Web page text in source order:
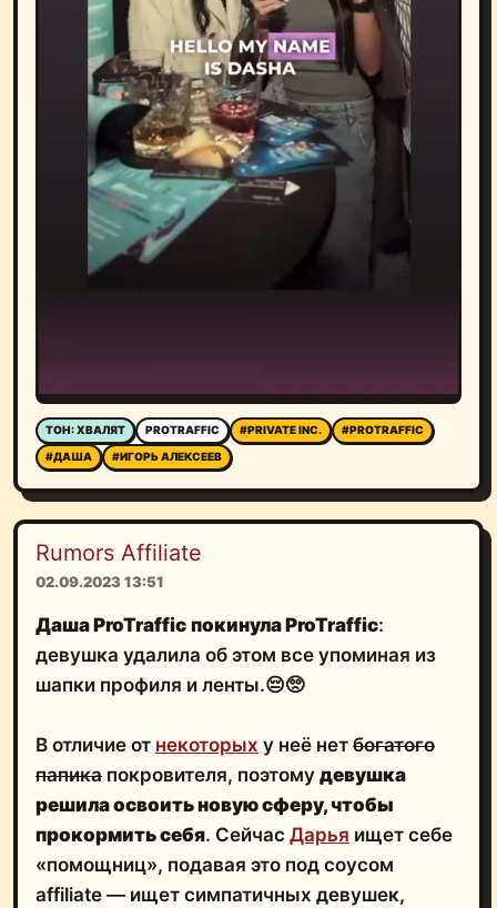
ТОН: ХВАЛЯТ PROTRAFFIC #PRIVATE INC.
#PROTRAFFIC
#ДАША
#ИГОРЬ АЛЕКСЕЕВ
Rumors Affiliate
02.09.2023 13:51
Даша ProTraffic покинула ProTraffic:
девушка удалила об этом все упоминая из
шапки профиля и ленты.😔🥺
В отличие от некоторых у неё нет богатого
папика покровителя, поэтому девушка
решила освоить новую сферу, чтобы
прокормить себя. Сейчас Дарья ищет себе
«помощниц», подавая это под соусом
affiliate — ищет симпатичных девушек,